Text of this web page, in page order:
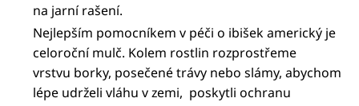
na jarní rašení.
Nejlepším pomocníkem v péči o ibišek americký je
celoroční mulč. Kolem rostlin rozprostřeme
vrstvu borky, posečené trávy nebo slámy, abychom
lépe udrželi vláhu v zemi, poskytli ochranu